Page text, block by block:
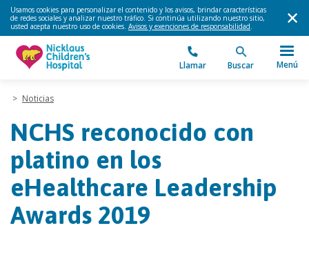
Usamos cookies para personalizar el contenido y los avisos, brindar características
de redes sociales y analizar nuestro tráfico. Si continúa utilizando nuestro sitio,
usted acepta nuestro uso de cookies. Avisos y exenciones de responsabilidad.
Llamar Buscar Menú
> Noticias
NCHS reconocido con
platino en los
eHealthcare Leadership
Awards 2019